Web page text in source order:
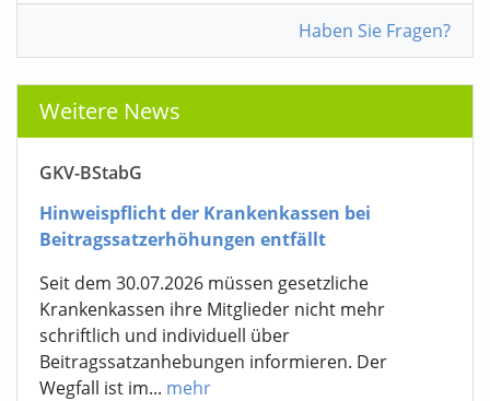
Haben Sie Fragen?
Weitere News
GKV-BStabG
Hinweispflicht der Krankenkassen bei
Beitragssatzerhöhungen entfällt
Seit dem 30.07.2026 müssen gesetzliche
Krankenkassen ihre Mitglieder nicht mehr
schriftlich und individuell über
Beitragssatzanhebungen informieren. Der
Wegfall ist im... mehr